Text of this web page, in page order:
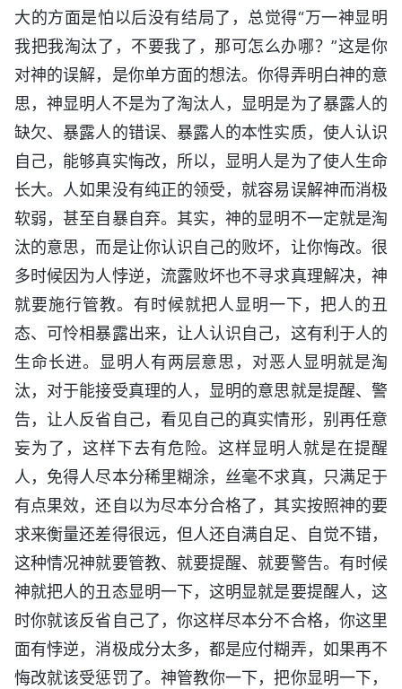
大的方面是怕以后没有结局了，总觉得“万一神显明
我把我淘汰了，不要我了，那可怎么办哪？”这是你
对神的误解，是你单方面的想法。你得弄明白神的意
思，神显明人不是为了淘汰人，显明是为了暴露人的
缺欠、暴露人的错误、暴露人的本性实质，使人认识
自己，能够真实悔改，所以，显明人是为了使人生命
长大。人如果没有纯正的领受，就容易误解神而消极
软弱，甚至自暴自弃。其实，神的显明不一定就是淘
汰的意思，而是让你认识自己的败坏，让你悔改。很
多时候因为人悖逆，流露败坏也不寻求真理解决，神
就要施行管教。有时候就把人显明一下，把人的丑
态、可怜相暴露出来，让人认识自己，这有利于人的
生命长进。显明人有两层意思，对恶人显明就是淘
汰，对于能接受真理的人，显明的意思就是提醒、警
告，让人反省自己，看见自己的真实情形，别再任意
妄为了，这样下去有危险。这样显明人就是在提醒
人，免得人尽本分稀里糊涂，丝毫不求真，只满足于
有点果效，还自以为尽本分合格了，其实按照神的要
求来衡量还差得很远，但人还自满自足、自觉不错，
这种情况神就要管教、就要提醒、就要警告。有时候
神就把人的丑态显明一下，这明显就是要提醒人，这
时你就该反省自己了，你这样尽本分不合格，你这里
面有悖逆，消极成分太多，都是应付糊弄，如果再不
悔改就该受惩罚了。神管教你一下，把你显明一下，